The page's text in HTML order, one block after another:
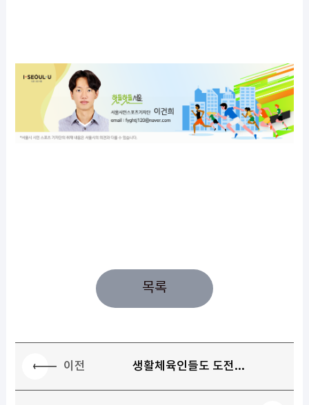
목록
이전 생활체육인들도 도전...